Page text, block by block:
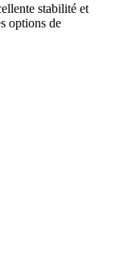
stabilité et
options de